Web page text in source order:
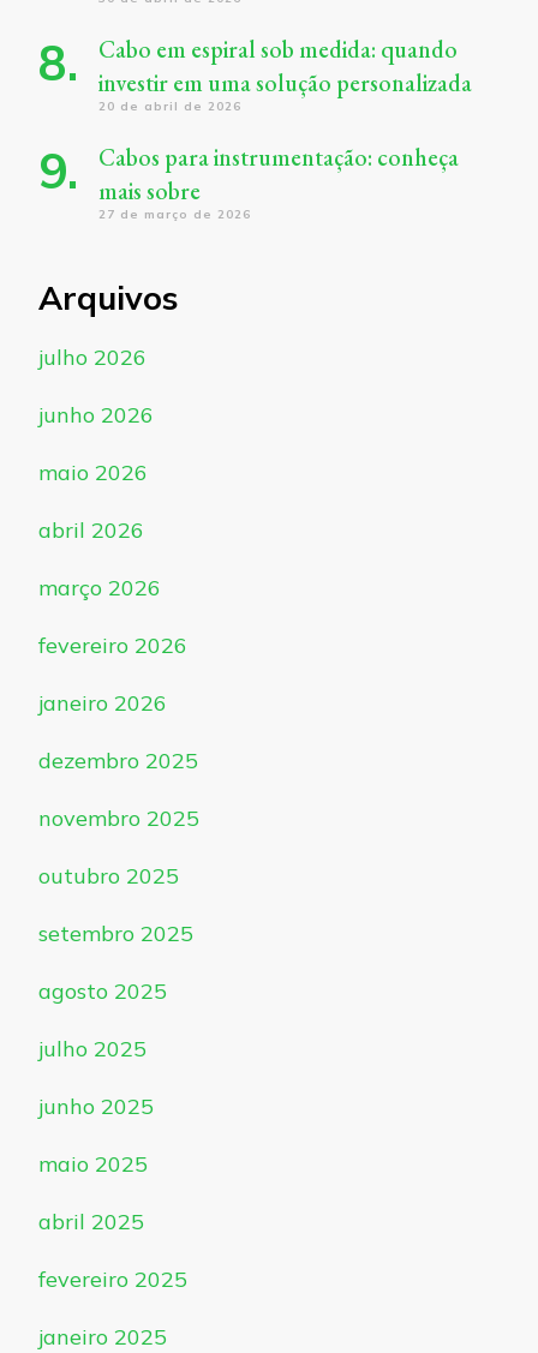
Cabo em espiral sob medida: quando
investir em uma solução personalizada
20 de abril de 2026
Cabos para instrumentação: conheça
mais sobre
27 de março de 2026
Arquivos
julho 2026
junho 2026
maio 2026
abril 2026
março 2026
fevereiro 2026
janeiro 2026
dezembro 2025
novembro 2025
outubro 2025
setembro 2025
agosto 2025
julho 2025
junho 2025
maio 2025
abril 2025
fevereiro 2025
janeiro 2025